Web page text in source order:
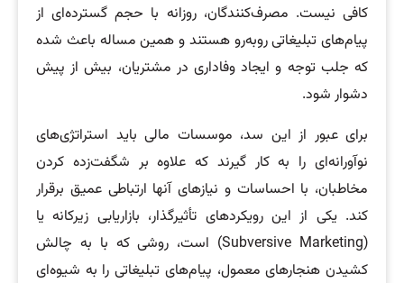
کافی نیست. مصرف‌کنندگان، روزانه با حجم گسترده‌ای از
پیام‌های تبلیغاتی روبه‌رو هستند و همین مساله باعث شده
که جلب توجه و ایجاد وفاداری در مشتریان، بیش از پیش
دشوار شود.
برای عبور از این سد، موسسات مالی باید استراتژی‌های
نوآورانه‌ای را به کار گیرند که علاوه بر شگفت‌زده کردن
مخاطبان، با احساسات و نیازهای آنها ارتباطی عمیق برقرار
کند. یکی از این رویکردهای تأثیرگذار، بازاریابی زیرکانه یا
(Subversive Marketing) است، روشی که با به چالش
کشیدن هنجارهای معمول، پیام‌های تبلیغاتی را به شیوه‌ای